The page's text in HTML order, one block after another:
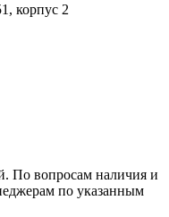
корпус 2
По вопросам наличия и
по указанным